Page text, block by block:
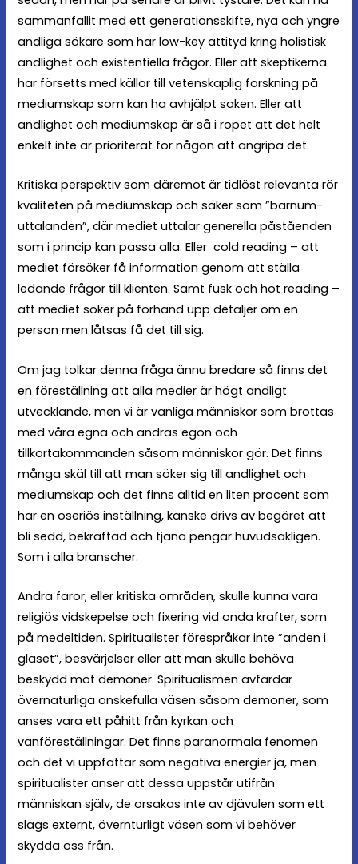
sammanfallit med ett generationsskifte, nya och yngre
andliga sökare som har low-key attityd kring holistisk
andlighet och existentiella frågor. Eller att skeptikerna
har försetts med källor till vetenskaplig forskning på
mediumskap som kan ha avhjälpt saken. Eller att
andlighet och mediumskap är så i ropet att det helt
enkelt inte är prioriterat för någon att angripa det.
Kritiska perspektiv som däremot är tidlöst relevanta rör
kvaliteten på mediumskap och saker som ”barnum-
uttalanden”, där mediet uttalar generella påståenden
som i princip kan passa alla. Eller cold reading – att
mediet försöker få information genom att ställa
ledande frågor till klienten. Samt fusk och hot reading –
att mediet söker på förhand upp detaljer om en
person men låtsas få det till sig.
Om jag tolkar denna fråga ännu bredare så finns det
en föreställning att alla medier är högt andligt
utvecklande, men vi är vanliga människor som brottas
med våra egna och andras egon och
tillkortakommanden såsom människor gör. Det finns
många skäl till att man söker sig till andlighet och
mediumskap och det finns alltid en liten procent som
har en oseriös inställning, kanske drivs av begäret att
bli sedd, bekräftad och tjäna pengar huvudsakligen.
Som i alla branscher.
Andra faror, eller kritiska områden, skulle kunna vara
religiös vidskepelse och fixering vid onda krafter, som
på medeltiden. Spiritualister förespråkar inte ”anden i
glaset”, besvärjelser eller att man skulle behöva
beskydd mot demoner. Spiritualismen avfärdar
övernaturliga onskefulla väsen såsom demoner, som
anses vara ett påhitt från kyrkan och
vanföreställningar. Det finns paranormala fenomen
och det vi uppfattar som negativa energier ja, men
spiritualister anser att dessa uppstår utifrån
människan själv, de orsakas inte av djävulen som ett
slags externt, övernturligt väsen som vi behöver
skydda oss från.